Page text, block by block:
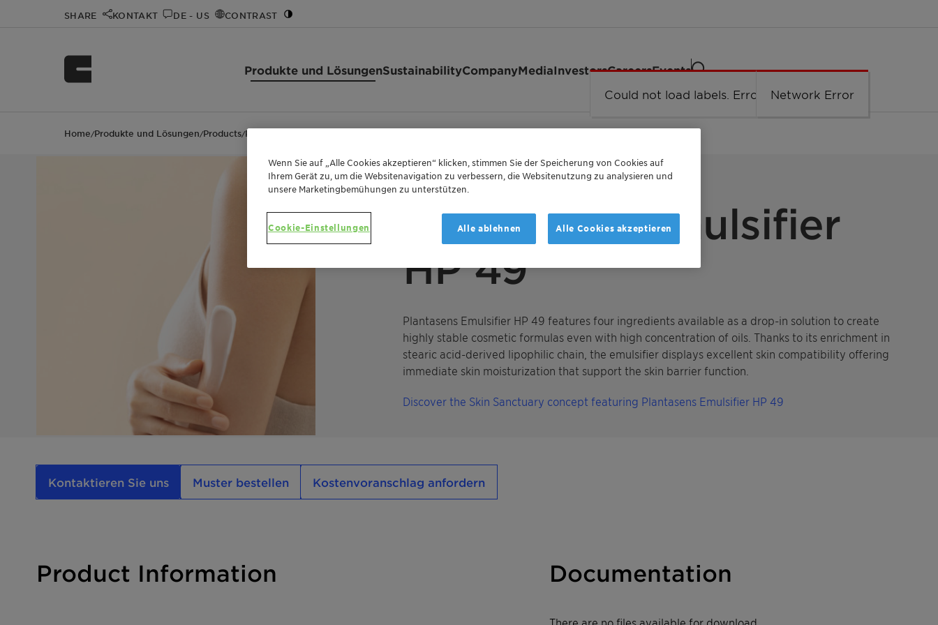
SHARE KONTAKT DE - US CONTRAST
Produkte und LösungenSustainabilityCompanyMediaInvestorsCareersEvents
Home/Produkte und Lösungen/Products/Plantasens Emulsifier HP 49
THE SOFT SIDE OF MOISTURIZATION
Plantasens Emulsifier
HP 49
Plantasens Emulsifier HP 49 features four ingredients available as a drop-in solution to create
highly stable cosmetic formulas even with high concentration of oils. Thanks to its enrichment in
stearic acid-derived lipophilic chain, the emulsifier displays excellent skin compatibility offering
immediate skin moisturization that support the skin barrier function.
Discover the Skin Sanctuary concept featuring Plantasens Emulsifier HP 49
Kontaktieren Sie uns Muster bestellen Kostenvoranschlag anfordern
Product Information Documentation
There are no files available for download
Wenn Sie auf „Alle Cookies akzeptieren“ klicken, stimmen Sie der Speicherung von Cookies auf
Ihrem Gerät zu, um die Websitenavigation zu verbessern, die Websitenutzung zu analysieren und
unsere Marketingbemühungen zu unterstützen.
Cookie-Einstellungen Alle ablehnen Alle Cookies akzeptieren
Could not load labels. Error: Network Error.
Network Error